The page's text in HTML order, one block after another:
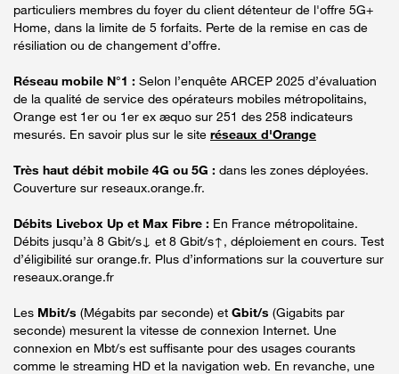
particuliers membres du foyer du client détenteur de l'offre 5G+
Home, dans la limite de 5 forfaits. Perte de la remise en cas de
résiliation ou de changement d’offre.
Réseau mobile N°1 : Selon l’enquête ARCEP 2025 d’évaluation
de la qualité de service des opérateurs mobiles métropolitains,
Orange est 1er ou 1er ex æquo sur 251 des 258 indicateurs
mesurés. En savoir plus sur le site réseaux d'Orange
Très haut débit mobile 4G ou 5G : dans les zones déployées.
Couverture sur reseaux.orange.fr.
Débits Livebox Up et Max Fibre : En France métropolitaine.
Débits jusqu’à 8 Gbit/s↓ et 8 Gbit/s↑, déploiement en cours. Test
d’éligibilité sur orange.fr. Plus d’informations sur la couverture sur
reseaux.orange.fr
Les Mbit/s (Mégabits par seconde) et Gbit/s (Gigabits par
seconde) mesurent la vitesse de connexion Internet. Une
connexion en Mbt/s est suffisante pour des usages courants
comme le streaming HD et la navigation web. En revanche, une